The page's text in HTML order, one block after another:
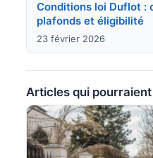
Conditions loi Duflot :
plafonds et éligibilité
23 février 2026
Articles qui